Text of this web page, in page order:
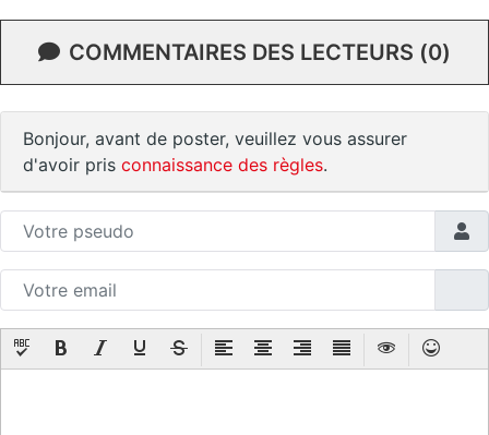
COMMENTAIRES DES LECTEURS (0)
Bonjour, avant de poster, veuillez vous assurer
d'avoir pris connaissance des règles.